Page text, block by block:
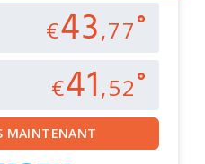
€43,77
€41,52